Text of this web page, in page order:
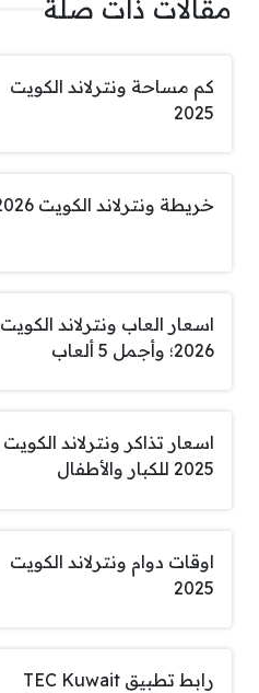
مقالات ذات صلة
كم مساحة ونترلاند الكويت
2025
خريطة ونترلاند الكويت 2026
اسعار العاب ونترلاند الكويت
2026؛ وأجمل 5 ألعاب
اسعار تذاكر ونترلاند الكويت
2025 للكبار والأطفال
اوقات دوام ونترلاند الكويت
2025
رابط تطبيق TEC Kuwait